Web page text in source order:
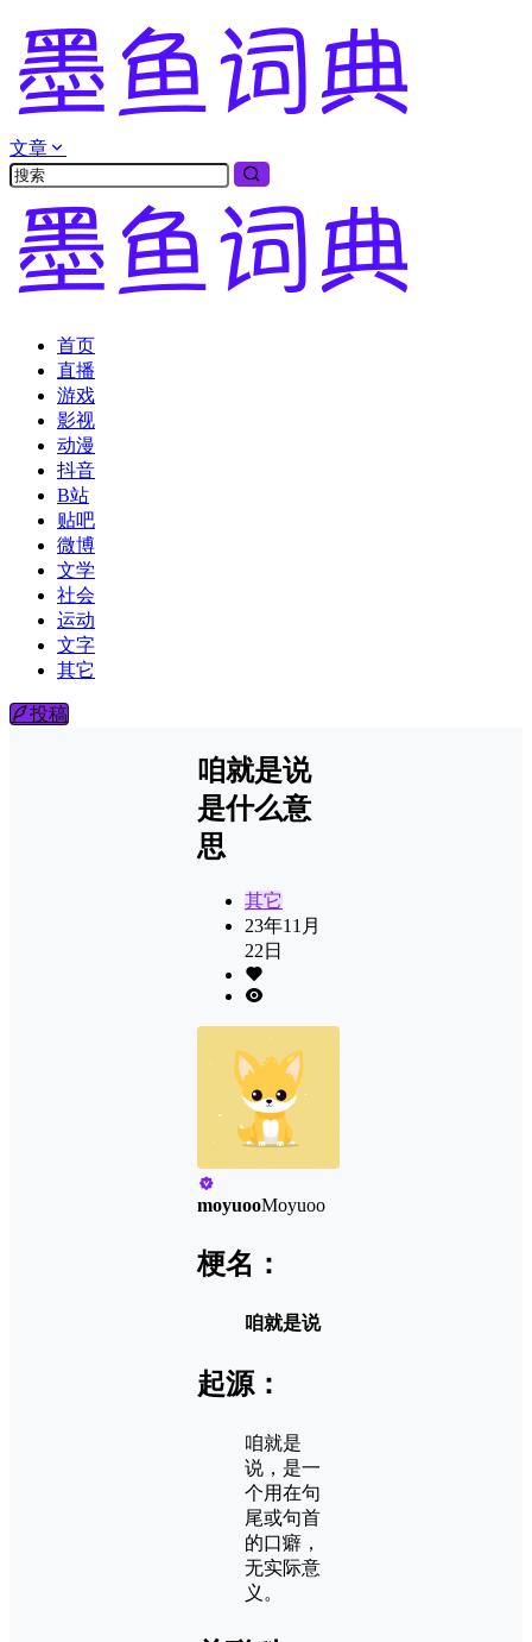
文章
首页
直播
游戏
影视
动漫
抖音
B站
贴吧
微博
文学
社会
运动
文字
其它
投稿
咱就是说
是什么意
思
其它
23年11月
22日
moyuooMoyuoo
梗名：
咱就是说
起源：
咱就是
说，是一‌‌‌‌‌‌‌‌‌‌‌‌
个用在句
尾或句首
的口癖，
无实际意
义。